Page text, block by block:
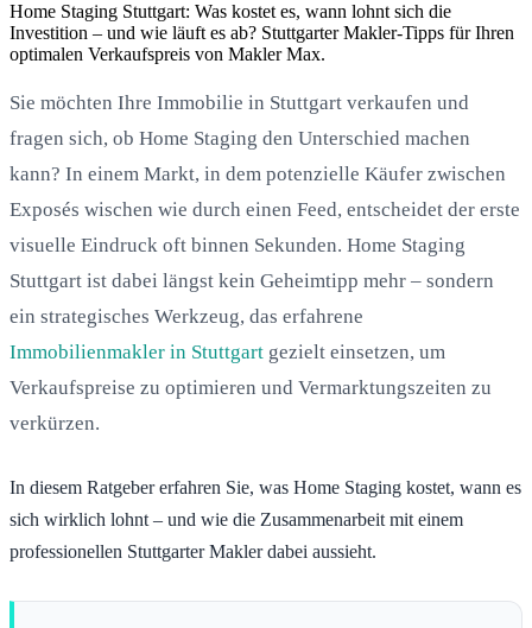
Home Staging Stuttgart: Was kostet es, wann lohnt sich die
Investition – und wie läuft es ab? Stuttgarter Makler-Tipps für Ihren
optimalen Verkaufspreis von Makler Max.
Sie möchten Ihre Immobilie in Stuttgart verkaufen und
fragen sich, ob Home Staging den Unterschied machen
kann? In einem Markt, in dem potenzielle Käufer zwischen
Exposés wischen wie durch einen Feed, entscheidet der erste
visuelle Eindruck oft binnen Sekunden. Home Staging
Stuttgart ist dabei längst kein Geheimtipp mehr – sondern
ein strategisches Werkzeug, das erfahrene
Immobilienmakler in Stuttgart gezielt einsetzen, um
Verkaufspreise zu optimieren und Vermarktungszeiten zu
verkürzen.
In diesem Ratgeber erfahren Sie, was Home Staging kostet, wann es
sich wirklich lohnt – und wie die Zusammenarbeit mit einem
professionellen Stuttgarter Makler dabei aussieht.